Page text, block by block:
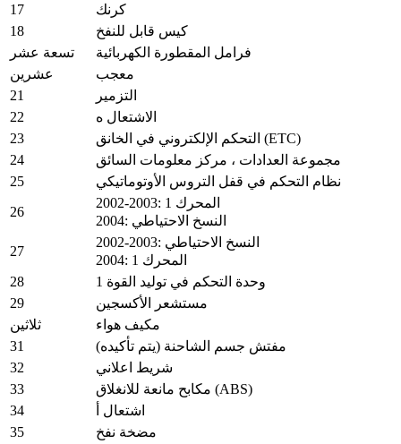
17
كرنك
18
كيس قابل للنفخ
تسعة عشر
فرامل المقطورة الكهربائية
عشرين
معجب
21
التزمير
22
الاشتعال ه
23
التحكم الإلكتروني في الخانق (ETC)
24
مجموعة العدادات ، مركز معلومات السائق
25
نظام التحكم في قفل التروس الأوتوماتيكي
26
2002-2003: المحرك 1
2004: النسخ الاحتياطي
27
2002-2003: النسخ الاحتياطي
2004: المحرك 1
28
وحدة التحكم في توليد القوة 1
29
مستشعر الأكسجين
ثلاثين
مكيف هواء
31
مفتش جسم الشاحنة (يتم تأكيده)
32
شريط اعلاني
33
مكابح مانعة للانغلاق (ABS)
34
اشتعال أ
35
مضخة نفخ